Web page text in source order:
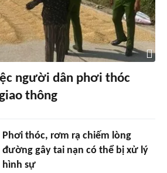
người dân phơi thóc
thông
Phơi thóc, rơm rạ chiếm lòng
đường gây tai nạn có thể bị xử lý
hình sự